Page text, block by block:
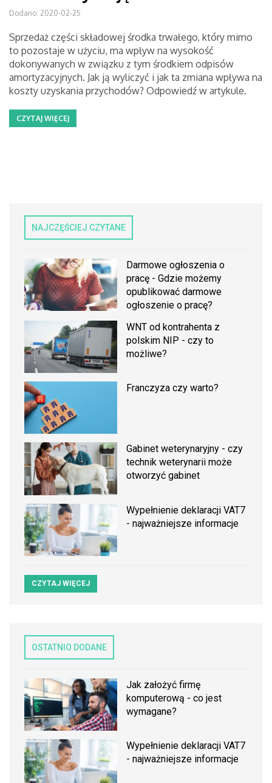
Dodano: 2020-02-25
Sprzedaż części składowej środka trwałego, który mimo
to pozostaje w użyciu, ma wpływ na wysokość
dokonywanych w związku z tym środkiem odpisów
amortyzacyjnych. Jak ją wyliczyć i jak ta zmiana wpływa na
koszty uzyskania przychodów? Odpowiedź w artykule.
CZYTAJ WIĘCEJ
NAJCZĘŚCIEJ CZYTANE
Darmowe ogłoszenia o
pracę - Gdzie możemy
opublikować darmowe
ogłoszenie o pracę?
WNT od kontrahenta z
polskim NIP - czy to
możliwe?
Franczyza czy warto?
Gabinet weterynaryjny - czy
technik weterynarii może
otworzyć gabinet
Wypełnienie deklaracji VAT7
- najważniejsze informacje
CZYTAJ WIĘCEJ
OSTATNIO DODANE
Jak założyć firmę
komputerową - co jest
wymagane?
Wypełnienie deklaracji VAT7
- najważniejsze informacje